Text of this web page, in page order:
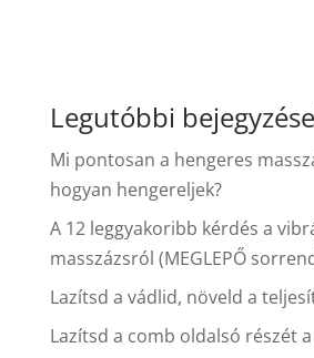
Legutóbbi
Mi pontosan a hengeres
hogyan hengereljek?
A 12 leggyakoribb kérdés a
masszázsról (MEGLEPŐ
Lazítsd a vádlid, növeld a
Lazítsd a comb oldalsó részét